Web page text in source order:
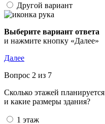
Другой вариант
Выберите вариант ответа
и нажмите кнопку «Далее»
Далее
Вопрос 2 из 7
Сколько этажей планируется
и какие размеры здания?
1 этаж